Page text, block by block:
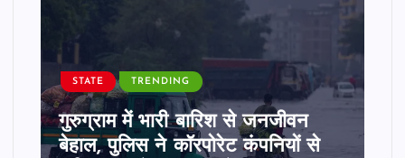
STATE TRENDING
गुरुग्राम में भारी बारिश से जनजीवन
बेहाल, पुलिस ने कॉरपोरेट कंपनियों से